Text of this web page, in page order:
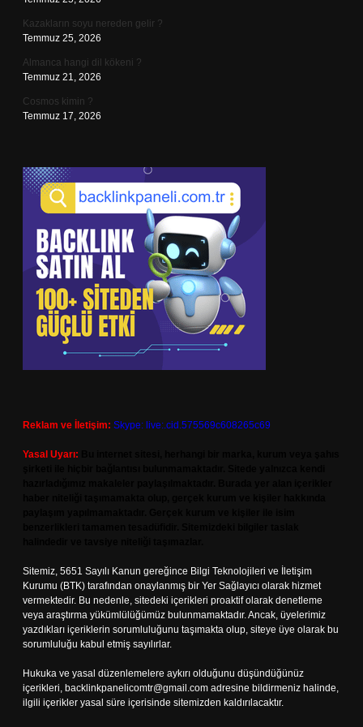
Kazakların soyu nereden gelir ?
Temmuz 25, 2026
Almanca hangi dil kökeni ?
Temmuz 21, 2026
Cosmos kimin ?
Temmuz 17, 2026
Reklam ve İletişim: Skype: live:.cid.575569c608265c69
Yasal Uyarı:
Sitemiz, 5651 Sayılı Kanun gereğince Bilgi Teknolojileri ve İletişim
Kurumu (BTK) tarafından onaylanmış bir Yer Sağlayıcı olarak hizmet
vermektedir. Bu nedenle, sitedeki içerikleri proaktif olarak denetleme
veya araştırma yükümlülüğümüz bulunmamaktadır. Ancak, üyelerimiz
yazdıkları içeriklerin sorumluluğunu taşımakta olup, siteye üye olarak bu
sorumluluğu kabul etmiş sayılırlar.
Hukuka ve yasal düzenlemelere aykırı olduğunu düşündüğünüz
içerikleri, backlinkpanelicomtr@gmail.com adresine bildirmeniz halinde,
ilgili içerikler yasal süre içerisinde sitemizden kaldırılacaktır.